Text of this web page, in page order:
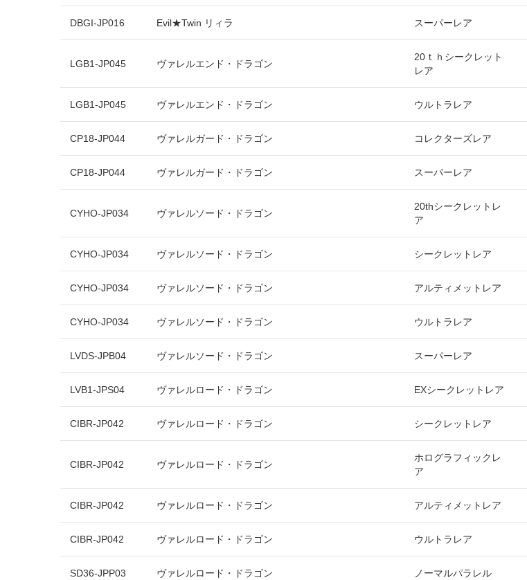
DBGI-JP016 Evil★Twin リィラ スーパーレア
LGB1-JP045 ヴァレルエンド・ドラゴン
20ｔｈシークレット
レア
LGB1-JP045 ヴァレルエンド・ドラゴン ウルトラレア
CP18-JP044 ヴァレルガード・ドラゴン コレクターズレア
CP18-JP044 ヴァレルガード・ドラゴン スーパーレア
CYHO-JP034 ヴァレルソード・ドラゴン
20thシークレットレ
ア
CYHO-JP034 ヴァレルソード・ドラゴン シークレットレア
CYHO-JP034 ヴァレルソード・ドラゴン アルティメットレア
CYHO-JP034 ヴァレルソード・ドラゴン ウルトラレア
LVDS-JPB04 ヴァレルソード・ドラゴン スーパーレア
LVB1-JPS04 ヴァレルロード・ドラゴン EXシークレットレア
CIBR-JP042 ヴァレルロード・ドラゴン シークレットレア
CIBR-JP042 ヴァレルロード・ドラゴン
ホログラフィックレ
ア
CIBR-JP042 ヴァレルロード・ドラゴン アルティメットレア
CIBR-JP042 ヴァレルロード・ドラゴン ウルトラレア
SD36-JPP03 ヴァレルロード・ドラゴン ノーマルパラレル